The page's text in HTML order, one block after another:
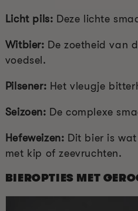
Licht pils: Deze lichte
Witbier: De zoetheid van
voedsel.
Pilsener: Het vleugje
Seizoen: De complexe
Hefeweizen: Dit bier is
met kip of zeevruchten.
BIEROPTIES MET